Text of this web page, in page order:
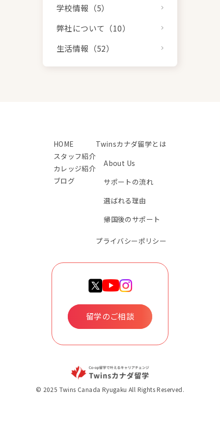
学校情報（5）
弊社について（10）
生活情報（52）
HOME
スタッフ紹介
カレッジ紹介
ブログ
Twinsカナダ留学とは
About Us
サポートの流れ
選ばれる理由
帰国後のサポート
プライバシーポリシー
留学のご相談
© 2025 Twins Canada Ryugaku All Rights Reserved.